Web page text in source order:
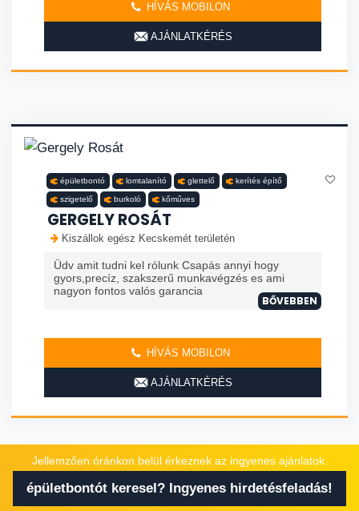
HÍVÁS MOBILON
AJÁNLATKÉRÉS
épületbontó lomtalanító glettelő kerítés építő
szigetelő burkoló kőműves
GERGELY ROSÁT
Kiszállok egész Kecskemét területén
Üdv amit tudni kel rólunk Csapás annyi hogy
gyors,precíz, szakszerű munkavégzés es ami
nagyon fontos valós garancia
BŐVEBBEN
HÍVÁS MOBILON
AJÁNLATKÉRÉS
Jellemzően óránkon belül érkeznek az ingyenes ajánlatok.
épületbontót keresel? Ingyenes hirdetésfeladás!